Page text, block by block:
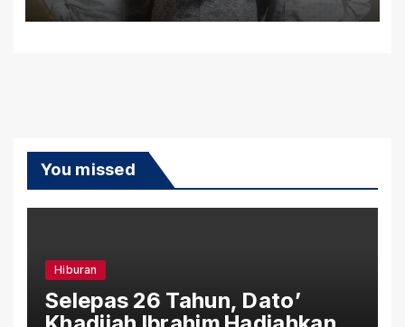
You missed
Hiburan
Selepas 26 Tahun, Dato’